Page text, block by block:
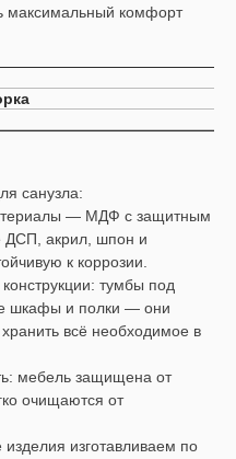
максимальный комфорт
санузла:
— МДФ с защитным
ДСП, акрил, шпон и
к коррозии.
тумбы под
шкафы и полки — они
всё необходимое в
мебель защищена от
очищаются от
изготавливаем по